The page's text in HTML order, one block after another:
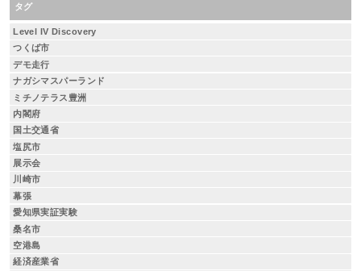
タグ
Level IV Discovery
つくば市
デモ走行
ナガシマスパーランド
ミチノテラス豊洲
内閣府
国土交通省
塩尻市
展示会
川崎市
幕張
愛知県実証実験
桑名市
空港島
経済産業省